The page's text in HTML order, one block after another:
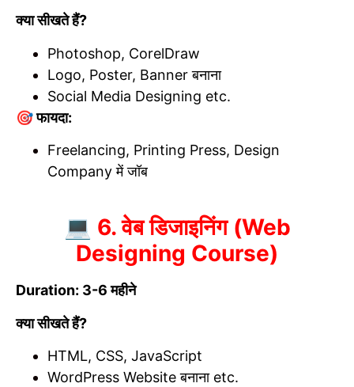
क्या सीखते हैं?
Photoshop, CorelDraw
Logo, Poster, Banner बनाना
Social Media Designing etc.
🎯 फायदा:
Freelancing, Printing Press, Design
Company में जॉब
💻 6. वेब डिजाइनिंग (Web
Designing Course)
Duration: 3-6 महीने
क्या सीखते हैं?
HTML, CSS, JavaScript
WordPress Website बनाना etc.